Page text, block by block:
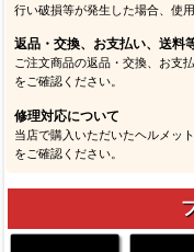
行い破損等が発生した場合、使
返品・交換、お支払い、送料
ご注文商品の返品・交換、お支
をご確認ください。
修理対応について
当店で購入いただいたヘルメッ
をご確認ください。